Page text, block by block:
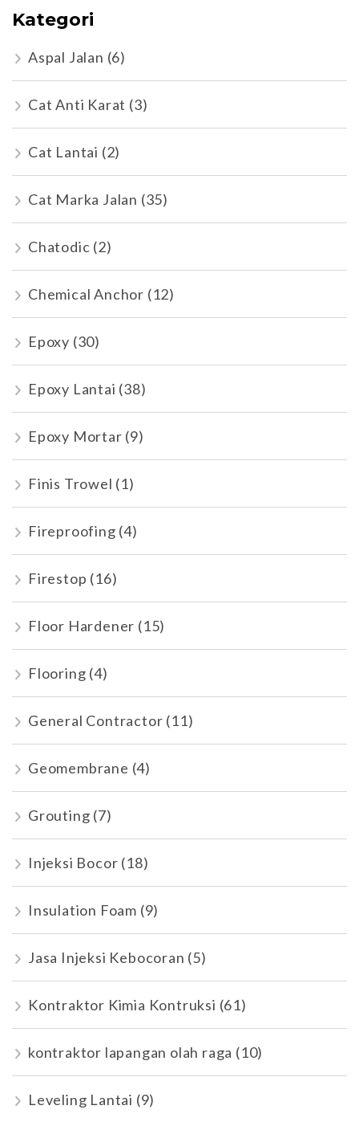
Kategori
Aspal Jalan (6)
Cat Anti Karat (3)
Cat Lantai (2)
Cat Marka Jalan (35)
Chatodic (2)
Chemical Anchor (12)
Epoxy (30)
Epoxy Lantai (38)
Epoxy Mortar (9)
Finis Trowel (1)
Fireproofing (4)
Firestop (16)
Floor Hardener (15)
Flooring (4)
General Contractor (11)
Geomembrane (4)
Grouting (7)
Injeksi Bocor (18)
Insulation Foam (9)
Jasa Injeksi Kebocoran (5)
Kontraktor Kimia Kontruksi (61)
kontraktor lapangan olah raga (10)
Leveling Lantai (9)